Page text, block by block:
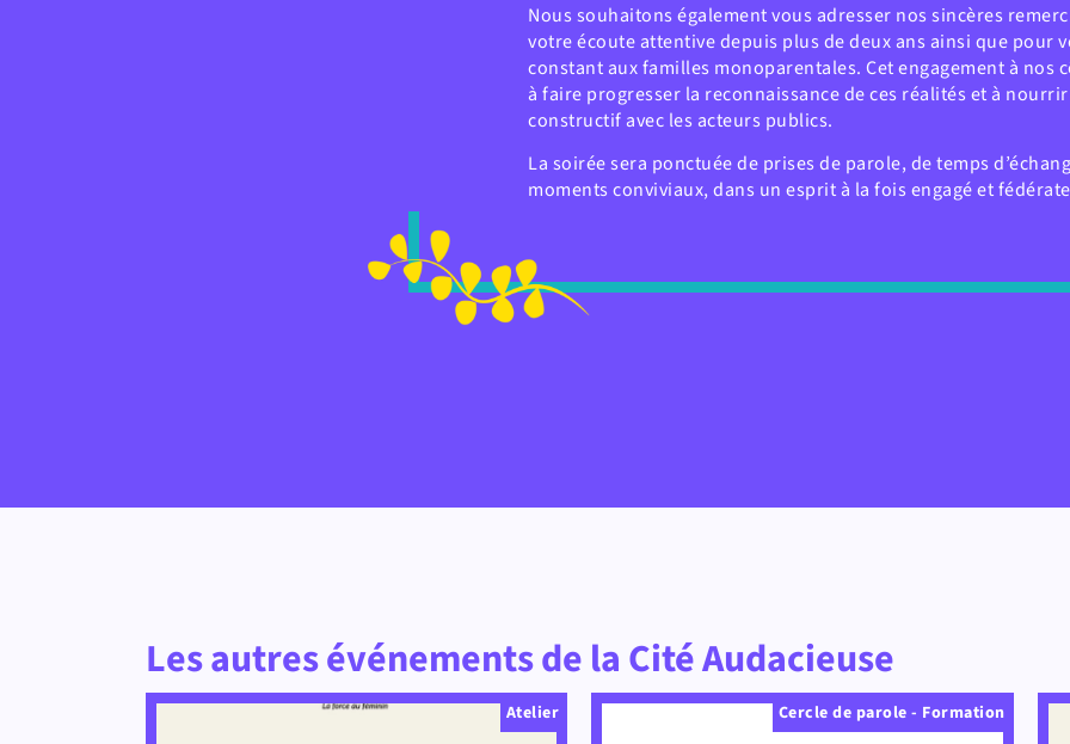
Nous souhaitons également vous adresser nos sincères
votre écoute attentive depuis plus de deux ans ainsi que pour
constant aux familles monoparentales. Cet engagement à nos
à faire progresser la reconnaissance de ces réalités et à
constructif avec les acteurs publics.
La soirée sera ponctuée de prises de parole, de temps
moments conviviaux, dans un esprit à la fois engagé et
Les autres événements de la Cité Audacieuse
Atelier Cercle de parole - Formation